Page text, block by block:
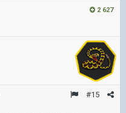
2 627
#15